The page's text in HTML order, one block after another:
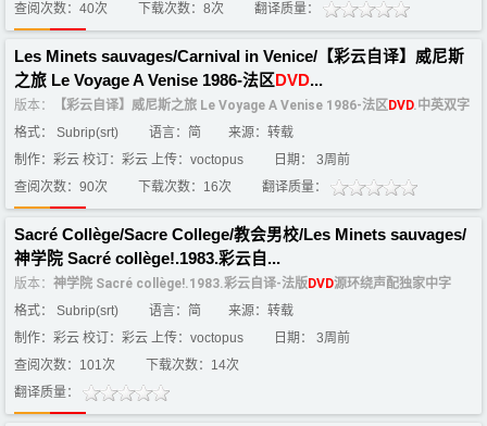
查阅次数：40次
下载次数：8次 翻译质量：
Les Minets sauvages/Carnival in Venice/【彩云自译】威尼斯
之旅 Le Voyage A Venise 1986-法区 DVD...
版本： 【彩云自译】威尼斯之旅 Le Voyage A Venise 1986-法区DVD.中英双字
格式： Subrip(srt)
语言：简
来源：转载
制作：彩云 校订：彩云 上传：voctopus
日期： 3周前
查阅次数：90次
下载次数：16次 翻译质量：
Sacré Collège/Sacre College/教会男校/Les Minets sauvages/
神学院 Sacré collège!.1983.彩云自...
版本： 神学院 Sacré collège!.1983.彩云自译-法版DVD源环绕声配独家中字
格式： Subrip(srt)
语言：简
来源：转载
制作：彩云 校订：彩云 上传：voctopus
日期： 3周前
查阅次数：101次
下载次数：14次
翻译质量：